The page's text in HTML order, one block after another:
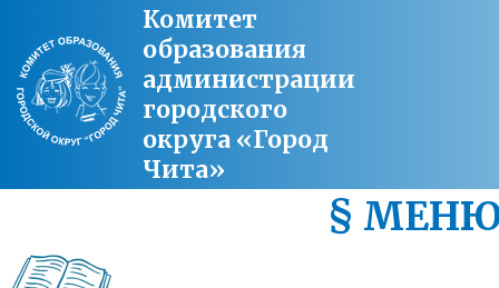
Комитет
образования
администрации
городского
округа «Город
Чита»
§